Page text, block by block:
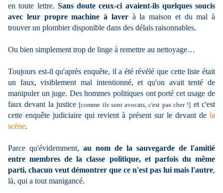
en toute lettre. Sans doute ceux-ci avaient-ils quelques soucis
avec leur propre machine à laverà la maison et du mal à
trouver un plombier disponible dans des délais raisonnables.
Ou bien simplement trop de linge à remettre au nettoyage…
Toujours est-il qu'après enquête, il a été révélé que cette liste était
un faux, visiblement mal intentionné, et qu'on avait tenté de
manipuler un juge. Des hommes politiques ont porté cet usage de
faux devant la justice [comme ils sont avocats, c'est pas cher !] et c'est
cette enquête judiciaire qui revient à présent sur le devant de la
scène.
Parce qu'évidemment, au nom de la sauvegarde de l'amitié
entre membres de la classe politique, et parfois du même
parti, chacun veut démontrer que ce n'est pas lui mais l'autre,
là, qui a tout manigancé.